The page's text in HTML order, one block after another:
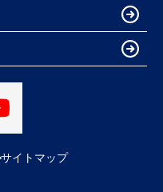
サイトマップ